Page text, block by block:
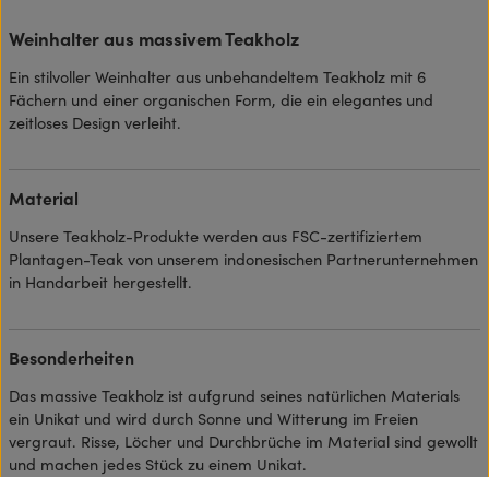
Weinhalter aus massivem Teakholz
Ein stilvoller Weinhalter aus unbehandeltem Teakholz mit 6
Fächern und einer organischen Form, die ein elegantes und
zeitloses Design verleiht.
Material
Unsere Teakholz-Produkte werden aus FSC-zertifiziertem
Plantagen-Teak von unserem indonesischen Partnerunternehmen
in Handarbeit hergestellt.
Besonderheiten
Das massive Teakholz ist aufgrund seines natürlichen Materials
ein Unikat und wird durch Sonne und Witterung im Freien
vergraut. Risse, Löcher und Durchbrüche im Material sind gewollt
und machen jedes Stück zu einem Unikat.